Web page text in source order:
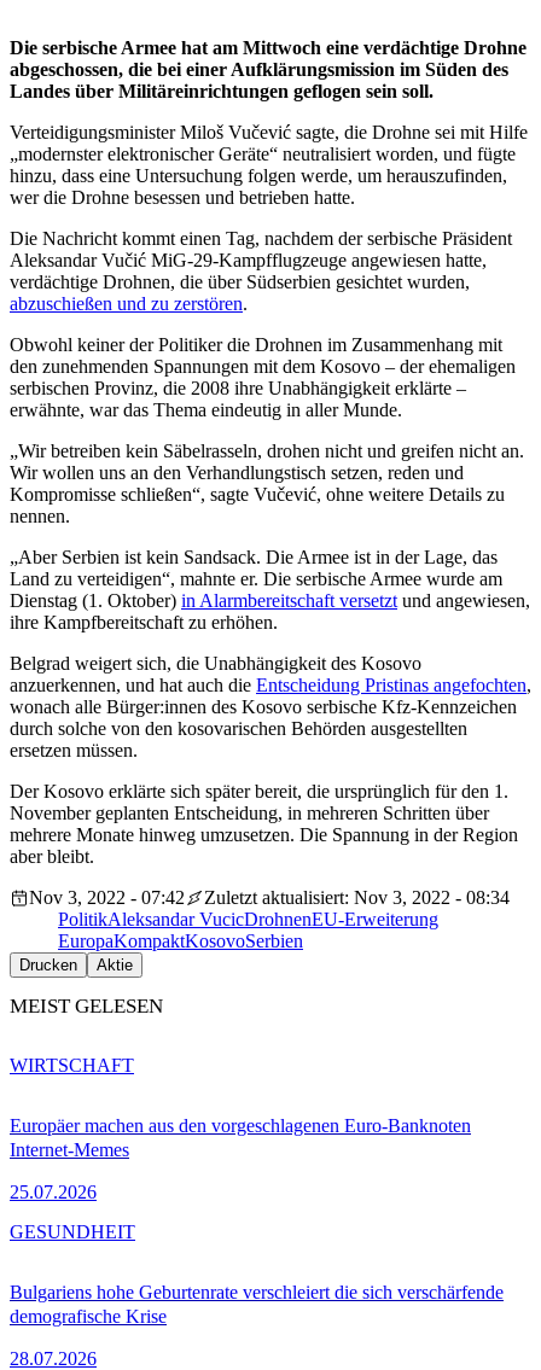
Die serbische Armee hat am Mittwoch eine verdächtige Drohne
abgeschossen, die bei einer Aufklärungsmission im Süden des
Landes über Militäreinrichtungen geflogen sein soll.
Verteidigungsminister Miloš Vučević sagte, die Drohne sei mit Hilfe
„modernster elektronischer Geräte“ neutralisiert worden, und fügte
hinzu, dass eine Untersuchung folgen werde, um herauszufinden,
wer die Drohne besessen und betrieben hatte.
Die Nachricht kommt einen Tag, nachdem der serbische Präsident
Aleksandar Vučić MiG-29-Kampfflugzeuge angewiesen hatte,
verdächtige Drohnen, die über Südserbien gesichtet wurden,
abzuschießen und zu zerstören.
Obwohl keiner der Politiker die Drohnen im Zusammenhang mit
den zunehmenden Spannungen mit dem Kosovo – der ehemaligen
serbischen Provinz, die 2008 ihre Unabhängigkeit erklärte –
erwähnte, war das Thema eindeutig in aller Munde.
„Wir betreiben kein Säbelrasseln, drohen nicht und greifen nicht an.
Wir wollen uns an den Verhandlungstisch setzen, reden und
Kompromisse schließen“, sagte Vučević, ohne weitere Details zu
nennen.
„Aber Serbien ist kein Sandsack. Die Armee ist in der Lage, das
Land zu verteidigen“, mahnte er. Die serbische Armee wurde am
Dienstag (1. Oktober) in Alarmbereitschaft versetzt und angewiesen,
ihre Kampfbereitschaft zu erhöhen.
Belgrad weigert sich, die Unabhängigkeit des Kosovo
anzuerkennen, und hat auch die Entscheidung Pristinas angefochten,
wonach alle Bürger:innen des Kosovo serbische Kfz-Kennzeichen
durch solche von den kosovarischen Behörden ausgestellten
ersetzen müssen.
Der Kosovo erklärte sich später bereit, die ursprünglich für den 1.
November geplanten Entscheidung, in mehreren Schritten über
mehrere Monate hinweg umzusetzen. Die Spannung in der Region
aber bleibt.
Nov 3, 2022 - 07:42
Zuletzt aktualisiert: Nov 3, 2022 - 08:34
PolitikAleksandar VucicDrohnenEU-Erweiterung
EuropaKompaktKosovoSerbien
Drucken Aktie
MEIST GELESEN
Europäer machen aus den vorgeschlagenen Euro-Banknoten
Internet-Memes
25.07.2026
WIRTSCHAFT
Bulgariens hohe Geburtenrate verschleiert die sich verschärfende
demografische Krise
28.07.2026
GESUNDHEIT